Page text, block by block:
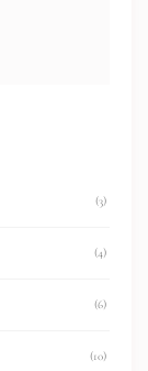
(3)
(4)
(6)
(10)